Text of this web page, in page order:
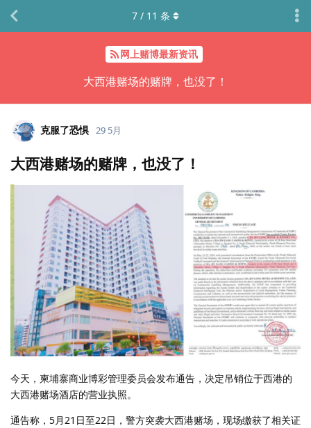
网上赌博最新资讯
大西港赌场的赌牌，也没了！
7 / 11 条
克服了恐惧 29 5月
大西港赌场的赌牌，也没了！
今天，柬埔寨商业博彩管理委员会发布通告，决定吊销位于西港的
大西港赌场酒店的营业执照。
通告称，5月21日至22日，警方突袭大西港赌场，现场缴获了相关证